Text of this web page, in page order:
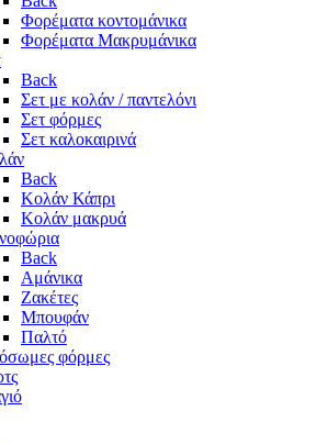
Φορέματα κοντομάνικα
Φορέματα Μακρυμάνικα
Back
Σετ με κολάν / παντελόνι
Σετ φόρμες
Σετ καλοκαιρινά
Back
Κολάν Κάπρι
Κολάν μακρυά
Back
Αμάνικα
Ζακέτες
Μπουφάν
Παλτό
φόρμες